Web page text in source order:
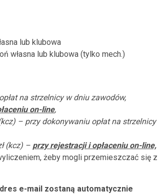
lub klubowa
własna lub klubowa (tylko mech.)
na strzelnicy w dniu zawodów,
on-line,
– przy dokonywaniu opłat na strzelnicy
(kcz) – przy rejestracji i opłaceniu on-line,
żeby mogli przemieszczać się z
e-mail zostaną automatycznie